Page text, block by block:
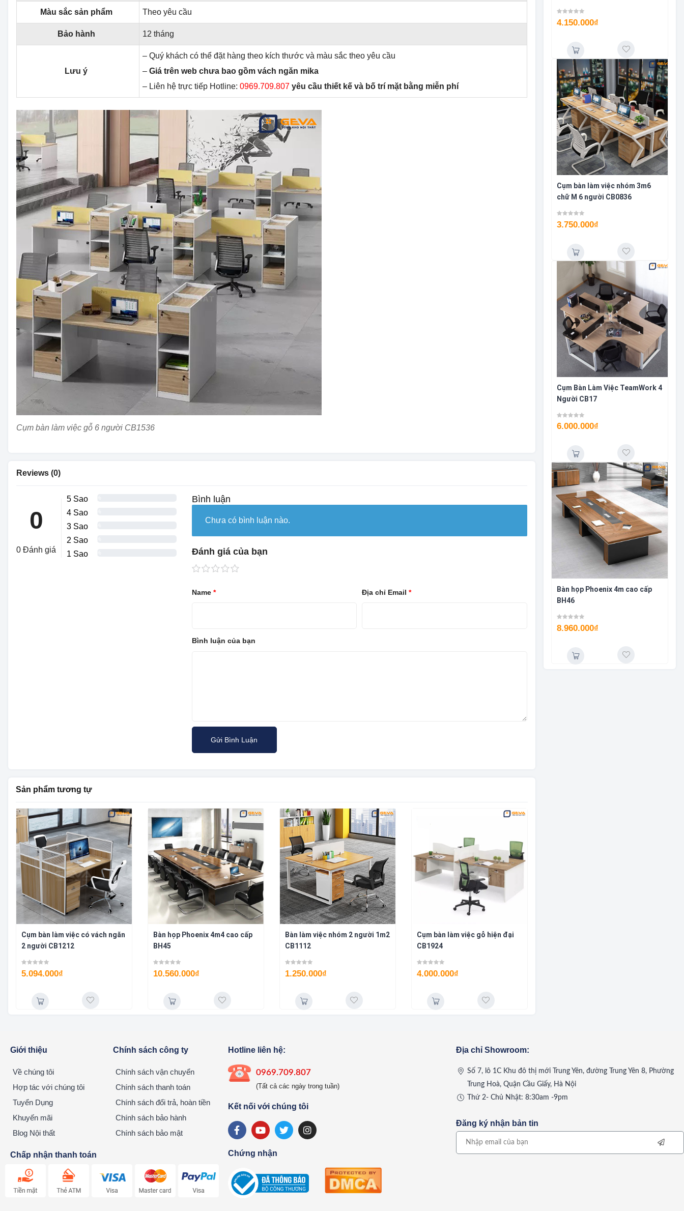
Màu sắc sản phẩm Theo yêu cầu
Bảo hành 12 tháng
Lưu ý
– Quý khách có thể đặt hàng theo kích thước và màu sắc theo yêu cầu
–Giá trên web chưa bao gồm vách ngăn mika
– Liên hệ trực tiếp Hotline:0969.709.807 yêu cầu thiết kế và bố trí mặt bằng miễn phí
Cụm bàn làm việc gỗ 6 người CB1536
Reviews (0)
0
0 Đánh giá 1 Sao
2 Sao
3 Sao
4 Sao
5 Sao Bình luận
Chưa có bình luận nào.
Đánh giá của bạn
Bình luận của bạn
Name * Địa chỉ Email*
Sản phẩm tương tự
Cụm bàn làm việc có vách ngăn
2 người CB1212
5.094.000₫
Bàn họp Phoenix 4m4 cao cấp
BH45
10.560.000₫
Bàn làm việc nhóm 2 người 1m2
CB1112
1.250.000₫
Cụm bàn làm việc gỗ hiện đại
CB1924
4.000.000₫
4.150.000₫
Cụm bàn làm việc nhóm 3m6
chữ M 6 người CB0836
3.750.000₫
Cụm Bàn Làm Việc TeamWork 4
Người CB17
6.000.000₫
Bàn họp Phoenix 4m cao cấp
BH46
8.960.000₫
Giới thiệu
Về chúng tôi
Hợp tác với chúng tôi
Tuyển Dụng
Khuyến mãi
Blog Nội thất
Chính sách công ty
Chính sách vận chuyển
Chính sách thanh toán
Chính sách đổi trả, hoàn tiền
Chính sách bảo hành
Chính sách bảo mật
Chấp nhận thanh toán
Hotline liên hệ:
0969.709.807
(Tất cả các ngày trong tuần)
Kết nối với chúng tôi
Chứng nhận
Địa chỉ Showroom:
Số 7, lô 1C Khu đô thị mới Trung Yên, đường Trung Yên 8, Phường
Trung Hoà, Quận Cầu Giấy, Hà Nội
Thứ 2- Chủ Nhật: 8:30am -9pm
Đăng ký nhận bản tin